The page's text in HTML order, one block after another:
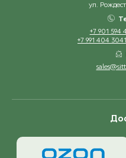
ул.
+7 901
+7 991 404